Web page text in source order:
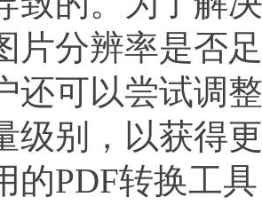
片分辨率是否
还可以尝试调
级别，以获得
的PDF转换工